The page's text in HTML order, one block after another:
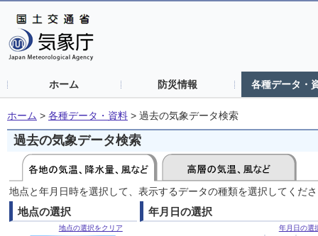
ホーム 防災情報 各種データ・
ホーム > 各種データ・資料 > 過去の気象データ検索
過去の気象データ検索
地点と年月日時を選択して、表示するデータの種類を選択してくだ
地点の選択
地点の選択をクリア
年月日の選択
年月日の選